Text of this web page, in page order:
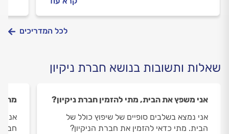
עם מפגעי השריפה בבית? תשובות בהמשך.
לכל המדריכים
שאלות ותשובות בנושא חברת ניקיון
אני משפץ את הבית, מתי להזמין חברת ניקיון?
אני נמצא בשלבים סופיים של שיפוץ כולל של
הבית. מתי כדאי להזמין את חברת הניקיון?
מה
אני